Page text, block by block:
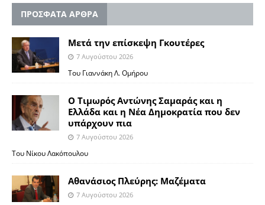
ΠΡΟΣΦΑΤΑ ΑΡΘΡΑ
Μετά την επίσκεψη Γκουτέρες
7 Αυγούστου 2026
Του Γιαννάκη Λ. Ομήρου
Ο Τιμωρός Αντώνης Σαμαράς και η
Ελλάδα και η Νέα Δημοκρατία που δεν
υπάρχουν πια
7 Αυγούστου 2026
Του Νίκου Λακόπουλου
Αθανάσιος Πλεύρης: Μαζέματα
7 Αυγούστου 2026